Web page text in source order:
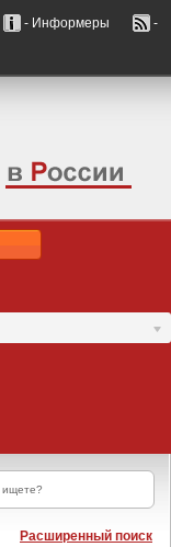
- Информеры
-
Расширенный поиск